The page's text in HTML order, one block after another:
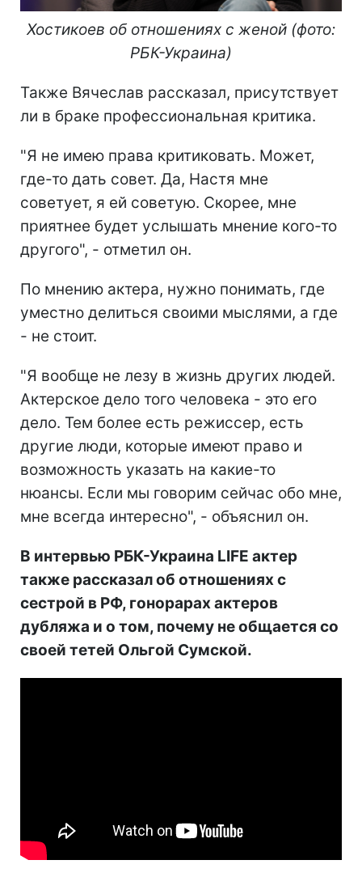
Хостикоев об отношениях с женой (фото:
РБК-Украина)
Также Вячеслав рассказал, присутствует
ли в браке профессиональная критика.
"Я не имею права критиковать. Может,
где-то дать совет. Да, Настя мне
советует, я ей советую. Скорее, мне
приятнее будет услышать мнение кого-то
другого", - отметил он.
По мнению актера, нужно понимать, где
уместно делиться своими мыслями, а где
- не стоит.
"Я вообще не лезу в жизнь других людей.
Актерское дело того человека - это его
дело. Тем более есть режиссер, есть
другие люди, которые имеют право и
возможность указать на какие-то
нюансы. Если мы говорим сейчас обо мне,
мне всегда интересно", - объяснил он.
В интервью РБК-Украина LIFE актер
также рассказал об отношениях с
сестрой в РФ, гонорарах актеров
дубляжа и о том, почему не общается со
своей тетей Ольгой Сумской.